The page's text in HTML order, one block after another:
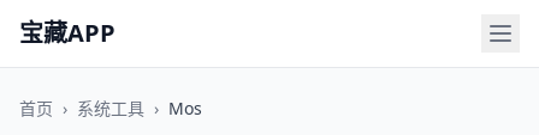
宝藏APP
首页 › 系统工具 › Mos